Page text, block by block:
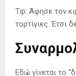
Tip: Άφησε τον
τορτίγιες. Έτσι
Εδώ γίνεται το